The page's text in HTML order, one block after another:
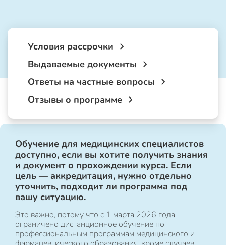
Условия рассрочки
Выдаваемые документы
Ответы на частные вопросы
Отзывы о программе
Обучение для медицинских специалистов
доступно, если вы хотите получить знания
и документ о прохождении курса. Если
цель — аккредитация, нужно отдельно
уточнить, подходит ли программа под
вашу ситуацию.
Это важно, потому что с 1 марта 2026 года
ограничено дистанционное обучение по
профессиональным программам медицинского и